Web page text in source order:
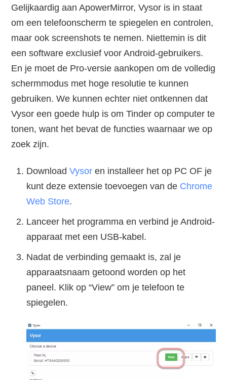
Gelijkaardig aan ApowerMirror, Vysor is in staat
om een telefoonscherm te spiegelen en controlen,
maar ook screenshots te nemen. Niettemin is dit
een software exclusief voor Android-gebruikers.
En je moet de Pro-versie aankopen om de volledig
schermmodus met hoge resolutie te kunnen
gebruiken. We kunnen echter niet ontkennen dat
Vysor een goede hulp is om Tinder op computer te
tonen, want het bevat de functies waarnaar we op
zoek zijn.
DownloadVysor en installeer het op PC OF je
kunt deze extensie toevoegen van de Chrome
Web Store.
Lanceer het programma en verbind je Android-
apparaat met een USB-kabel.
Nadat de verbinding gemaakt is, zal je
apparaatsnaam getoond worden op het
paneel. Klik op “View” om je telefoon te
spiegelen.